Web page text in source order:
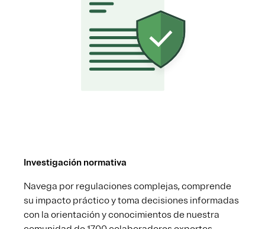
Investigación normativa
Navega por regulaciones complejas, comprende
su impacto práctico y toma decisiones informadas
con la orientación y conocimientos de nuestra